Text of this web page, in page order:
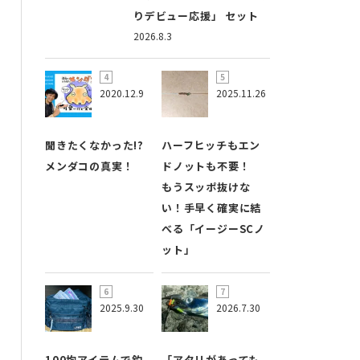
2026.8.3
りデビュー応援」 セット
2020.12.9
聞きたくなかった!?
メンダコの真実！
2025.11.26
ハーフヒッチもエン
ドノットも不要！
もうスッポ抜けな
い！手早く確実に結
べる「イージーSCノ
ット」
2025.9.30 2026.7.30